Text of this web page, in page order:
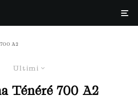
A2
Ultimi
Ténéré 700 A2